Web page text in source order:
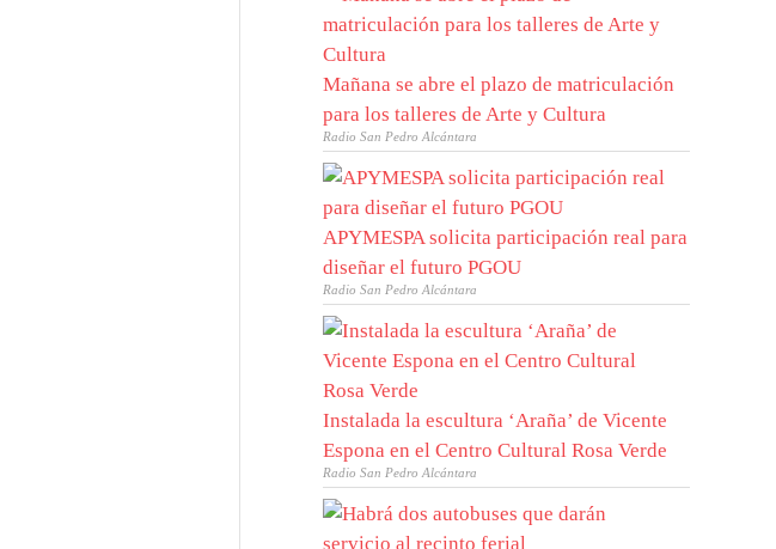
Mañana se abre el plazo de matriculación
para los talleres de Arte y Cultura
Radio San Pedro Alcántara
APYMESPA solicita participación real para
diseñar el futuro PGOU
Radio San Pedro Alcántara
Instalada la escultura ‘Araña’ de Vicente
Espona en el Centro Cultural Rosa Verde
Radio San Pedro Alcántara